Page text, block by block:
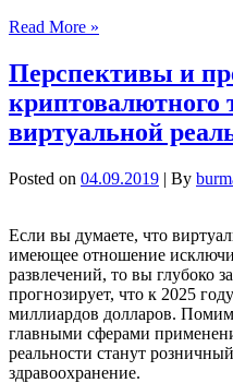
Read More »
Перспективы и
криптовалютного
виртуальной
Posted on 04.09.2019 | By
Если вы думаете, что
имеющее отношение
развлечений, то вы глубоко
прогнозирует, что к 2025
миллиардов долларов.
главными сферами
реальности станут
здравоохранение.